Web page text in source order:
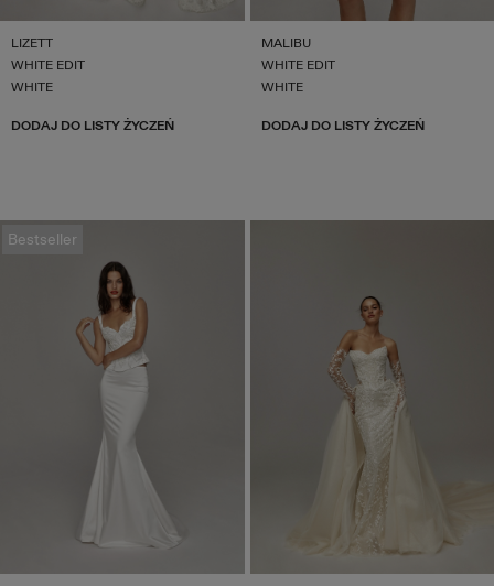
LIZETT
WHITE EDIT
WHITE
DODAJ DO LISTY ŻYCZEŃ
MALIBU
WHITE EDIT
WHITE
DODAJ DO LISTY ŻYCZEŃ
Bestseller